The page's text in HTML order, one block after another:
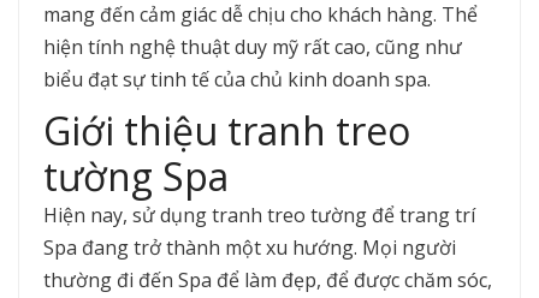
mang đến cảm giác dễ chịu cho khách hàng. Thể
hiện tính nghệ thuật duy mỹ rất cao, cũng như
biểu đạt sự tinh tế của chủ kinh doanh spa.
Giới thiệu tranh treo
tường Spa
Hiện nay, sử dụng tranh treo tường để trang trí
Spa đang trở thành một xu hướng. Mọi người
thường đi đến Spa để làm đẹp, để được chăm sóc,